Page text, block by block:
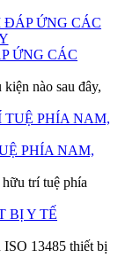
ỨNG CÁC
nào sau đây,
PHÍA NAM,
trí tuệ phía
ISO 13485 thiết bị